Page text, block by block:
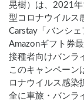
晃樹）は、2021
型コロナウイルス
Carstay「バンシ
Amazonギフト券
接種者向けバンラ
このキャンペーン
ロナウイルス感染
全に車旅・バンラ